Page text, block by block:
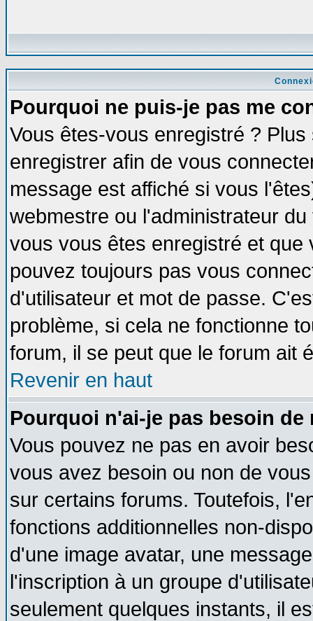
Pourquoi ne puis-je pas me
Vous êtes-vous enregistré ?
enregistrer afin de vous
message est affiché si vous
webmestre ou l'administrateur
vous vous êtes enregistré et
pouvez toujours pas vous
d'utilisateur et mot de passe.
problème, si cela ne fonctionne
forum, il se peut que le forum ait
Revenir en haut
Pourquoi n'ai-je pas besoin de
Vous pouvez ne pas en avoir
vous avez besoin ou non de
sur certains forums. Toutefois,
fonctions additionnelles non-
d'une image avatar, une
l'inscription à un groupe
seulement quelques instants, il